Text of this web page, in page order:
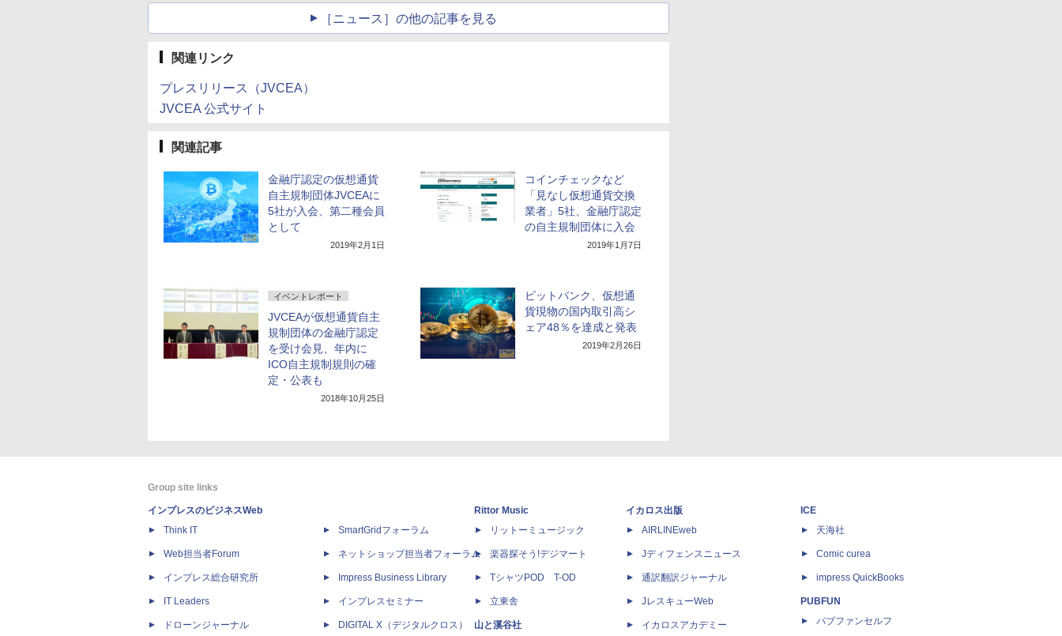
［ニュース］の他の記事を見る
関連リンク
プレスリリース（JVCEA）
JVCEA 公式サイト
関連記事
金融庁認定の仮想通貨
自主規制団体JVCEAに
5社が入会、第二種会員
として
2019年2月1日
コインチェックなど
「見なし仮想通貨交換
業者」5社、金融庁認定
の自主規制団体に入会
2019年1月7日
イベントレポート
JVCEAが仮想通貨自主
規制団体の金融庁認定
を受け会見、年内に
ICO自主規制規則の確
定・公表も
2018年10月25日
ビットバンク、仮想通
貨現物の国内取引高シ
ェア48％を達成と発表
2019年2月26日
Group site links
インプレスのビジネスWeb
Think IT
Web担当者Forum
インプレス総合研究所
IT Leaders
ドローンジャーナル
SmartGridフォーラム
ネットショップ担当者フォーラム
Impress Business Library
インプレスセミナー
DIGITAL X（デジタルクロス）
Rittor Music
リットーミュージック
楽器探そう!デジマート
TシャツPOD T-OD
立東舎
山と溪谷社
イカロス出版
AIRLINEweb
Jディフェンスニュース
通訳翻訳ジャーナル
JレスキューWeb
イカロスアカデミー
ICE
天海社
Comic curea
impress QuickBooks
PUBFUN
パブファンセルフ